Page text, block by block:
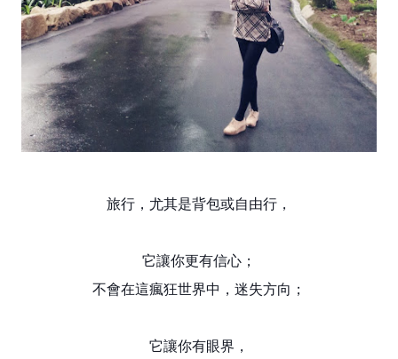
旅行，尤其是背包或自由行，
它讓你更有信心；
不會在這瘋狂世界中，迷失方向；
它讓你有眼界，